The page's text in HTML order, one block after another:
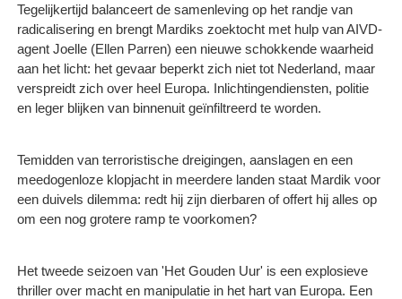
Tegelijkertijd balanceert de samenleving op het randje van
radicalisering en brengt Mardiks zoektocht met hulp van AIVD-
agent Joelle (Ellen Parren) een nieuwe schokkende waarheid
aan het licht: het gevaar beperkt zich niet tot Nederland, maar
verspreidt zich over heel Europa. Inlichtingendiensten, politie
en leger blijken van binnenuit geïnfiltreerd te worden.
Temidden van terroristische dreigingen, aanslagen en een
meedogenloze klopjacht in meerdere landen staat Mardik voor
een duivels dilemma: redt hij zijn dierbaren of offert hij alles op
om een nog grotere ramp te voorkomen?
Het tweede seizoen van 'Het Gouden Uur' is een explosieve
thriller over macht en manipulatie in het hart van Europa. Een